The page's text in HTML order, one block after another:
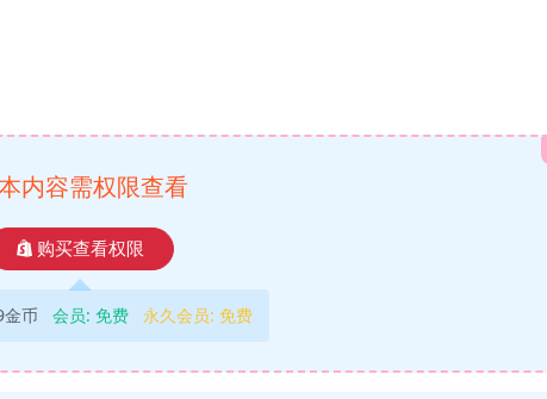
内容需权限查看
购买查看权限
金币 会员: 免费 永久会员: 免费